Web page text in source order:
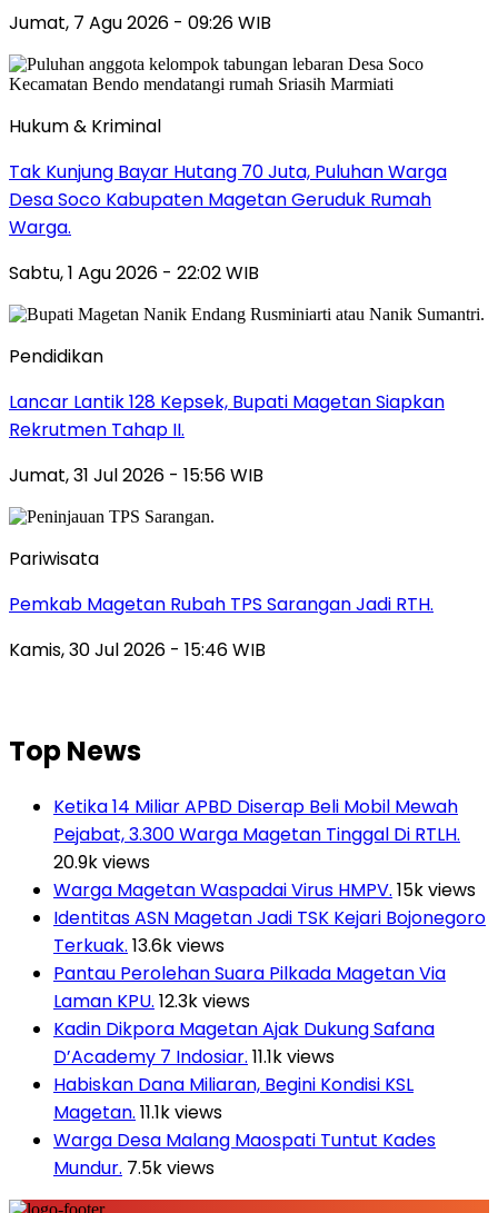
Jumat, 7 Agu 2026 - 09:26 WIB
Hukum & Kriminal
Tak Kunjung Bayar Hutang 70 Juta, Puluhan Warga
Desa Soco Kabupaten Magetan Geruduk Rumah
Warga.
Sabtu, 1 Agu 2026 - 22:02 WIB
Pendidikan
Lancar Lantik 128 Kepsek, Bupati Magetan Siapkan
Rekrutmen Tahap II.
Jumat, 31 Jul 2026 - 15:56 WIB
Pariwisata
Pemkab Magetan Rubah TPS Sarangan Jadi RTH.
Kamis, 30 Jul 2026 - 15:46 WIB
Top News
Ketika 14 Miliar APBD Diserap Beli Mobil Mewah
Pejabat, 3.300 Warga Magetan Tinggal Di RTLH.
20.9k views
Warga Magetan Waspadai Virus HMPV. 15k views
Identitas ASN Magetan Jadi TSK Kejari Bojonegoro
Terkuak. 13.6k views
Pantau Perolehan Suara Pilkada Magetan Via
Laman KPU. 12.3k views
Kadin Dikpora Magetan Ajak Dukung Safana
D’Academy 7 Indosiar. 11.1k views
Habiskan Dana Miliaran, Begini Kondisi KSL
Magetan. 11.1k views
Warga Desa Malang Maospati Tuntut Kades
Mundur. 7.5k views